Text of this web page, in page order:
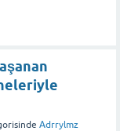
Adrrylmz